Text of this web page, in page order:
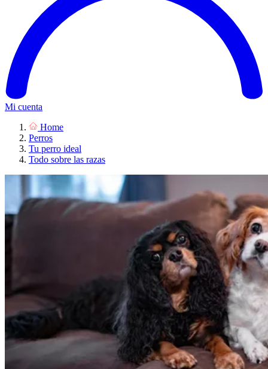
Mi cuenta
Home
Perros
Tu perro ideal
Todo sobre las razas